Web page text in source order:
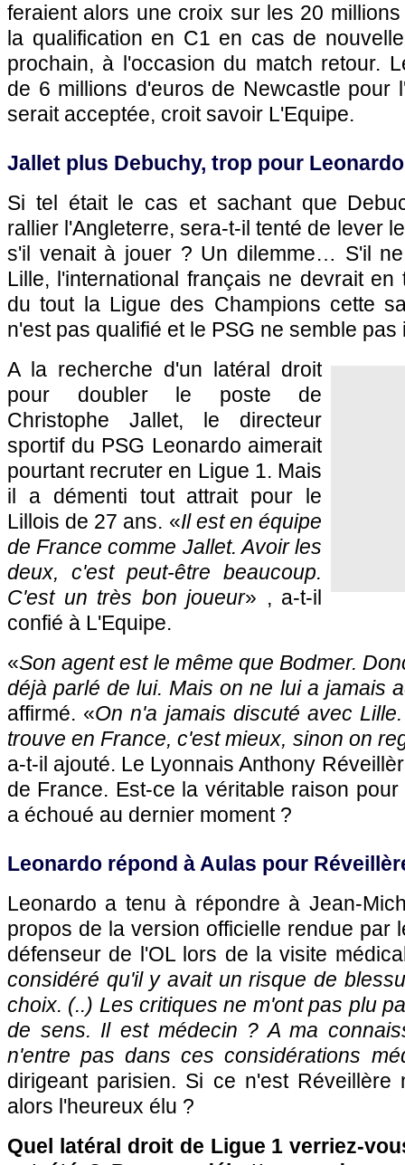
feraient alors une croix sur les 20
la qualification en C1 en cas de
prochain, à l'occasion du match retour.
de 6 millions d'euros de Newcastle pour
serait acceptée, croit savoir L'Equipe.
Jallet plus Debuchy, trop pour Leonardo
Si tel était le cas et sachant que
rallier l'Angleterre, sera-t-il tenté de lever
s'il venait à jouer ? Un dilemme… S'il
Lille, l'international français ne devrait
du tout la Ligue des Champions cette
n'est pas qualifié et le PSG ne semble pas
A la recherche d'un latéral droit
pour doubler le poste de
Christophe Jallet, le directeur
sportif du PSG Leonardo aimerait
pourtant recruter en Ligue 1. Mais
il a démenti tout attrait pour le
Lillois de 27 ans. «Il est en équipe
de France comme Jallet. Avoir les
deux, c'est peut-être beaucoup.
C'est un très bon joueur» , a-t-il
confié à L'Equipe.
«Son agent est le même que Bodmer.
déjà parlé de lui. Mais on ne lui a jamais
affirmé. «On n'a jamais discuté avec Lille
trouve en France, c'est mieux, sinon on
a-t-il ajouté. Le Lyonnais Anthony
de France. Est-ce la véritable raison
a échoué au dernier moment ?
Leonardo répond à Aulas pour
Leonardo a tenu à répondre à Jean-
propos de la version officielle rendue par
défenseur de l'OLlors de la visite
considéré qu'il y avait un risque de
choix. (..) Les critiques ne m'ont pas plu
de sens. Il est médecin ? A ma
n'entre pas dans ces considérations
dirigeant parisien. Si ce n'est Réveillère
alors l'heureux élu ?
Quel latéral droit de Ligue 1 verriez-